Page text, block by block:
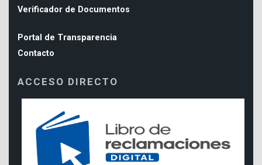
Verificador de Documentos
Portal de Transparencia
Contacto
ACCESO DIRECTO